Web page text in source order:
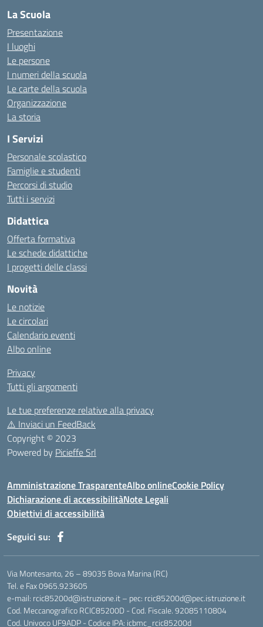
La Scuola
Presentazione
I luoghi
Le persone
I numeri della scuola
Le carte della scuola
Organizzazione
La storia
I Servizi
Personale scolastico
Famiglie e studenti
Percorsi di studio
Tutti i servizi
Didattica
Offerta formativa
Le schede didattiche
I progetti delle classi
Novità
Le notizie
Le circolari
Calendario eventi
Albo online
Privacy
Tutti gli argomenti
Le tue preferenze relative alla privacy
⚠️ Inviaci un FeedBack
Copyright © 2023
Powered by Picieffe Srl
Amministrazione TrasparenteAlbo onlineCookie Policy
Dichiarazione di accessibilitàNote Legali
Obiettivi di accessibilità
Seguici su:
Via Montesanto, 26 – 89035 Bova Marina (RC)
Tel. e Fax 0965.923605
e-mail: rcic85200d@istruzione.it – pec: rcic85200d@pec.istruzione.it
Cod. Meccanografico RCIC85200D - Cod. Fiscale. 92085110804
Cod. Univoco UF9ADP - Codice IPA: icbmc_rcic85200d